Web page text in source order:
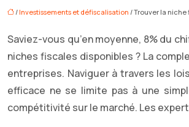
/Investissements et défiscalisation / Trouver la
Saviez-vous qu’en moyenne, 8% du
niches fiscales disponibles ? La
entreprises. Naviguer à travers les
efficace ne se limite pas à une
compétitivité sur le marché. Les